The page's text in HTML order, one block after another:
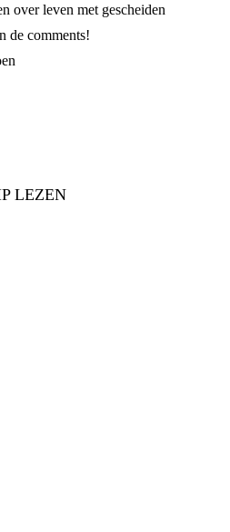
over leven met gescheiden
de comments!
LEZEN